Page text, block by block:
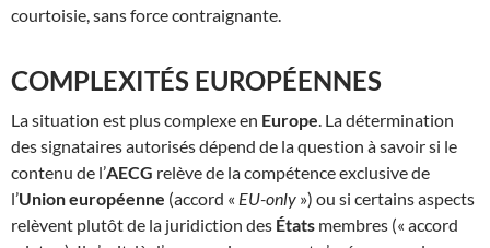
courtoisie, sans force contraignante.
COMPLEXITÉS EUROPÉENNES
La situation est plus complexe en Europe. La détermination
des signataires autorisés dépend de la question à savoir si le
contenu de l’AECG relève de la compétence exclusive de
l’Union européenne (accord « EU-only ») ou si certains aspects
relèvent plutôt de la juridiction des États membres (« accord